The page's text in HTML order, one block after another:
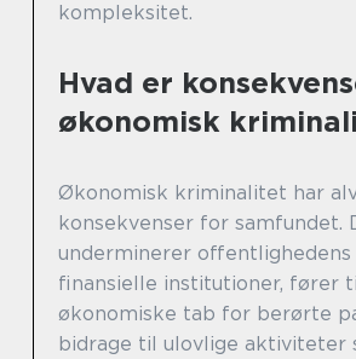
kompleksitet.
Hvad er
økonomisk
Økonomisk kriminalitet har
konsekvenser for samfundet.
underminerer offentlighedens
finansielle institutioner, fører til
økonomiske tab for berørte
bidrage til ulovlige aktiviteter